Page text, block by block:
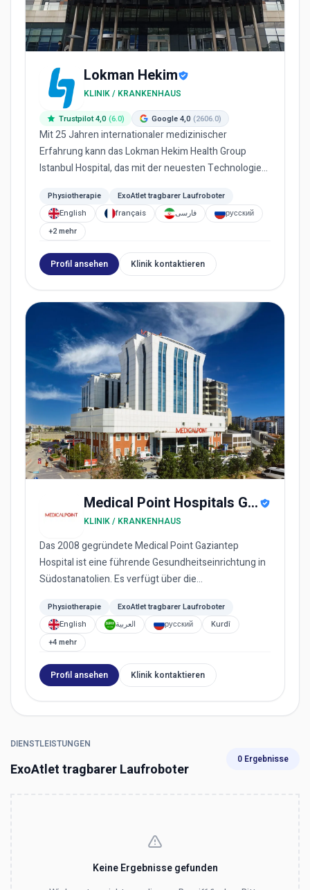
Lokman Hekim
KLINIK / KRANKENHAUS
Trustpilot 4,0 (6.0) Google 4,0 (2606.0)
Mit 25 Jahren internationaler medizinischer
Erfahrung kann das Lokman Hekim Health Group
Istanbul Hospital, das mit der neuesten Technologie
Physiotherapie
ExoAtlet tragbarer Laufroboter
English
français فارسی
русский
+2 mehr
Profil ansehen Klinik kontaktieren
Medical Point Hospitals Group
KLINIK / KRANKENHAUS
Das 2008 gegründete Medical Point Gaziantep
Hospital ist eine führende Gesundheitseinrichtung in
Südostanatolien. Es verfügt über die
Physiotherapie
ExoAtlet tragbarer Laufroboter
English
العربية русский
Kurdî
+4 mehr
Profil ansehen Klinik kontaktieren
DIENSTLEISTUNGEN
ExoAtlet tragbarer Laufroboter
0 Ergebnisse
Keine Ergebnisse gefunden